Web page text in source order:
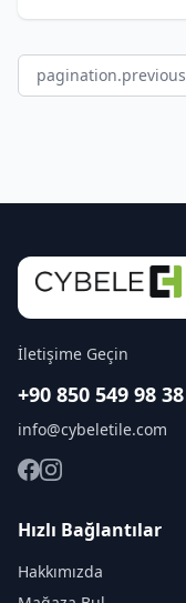
pagination.previous
İletişime Geçin
+90 850 549 98 38
info@cybeletile.com
Hızlı Bağlantılar
Hakkımızda